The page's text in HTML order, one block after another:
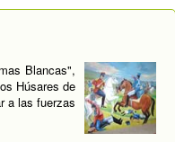
Blancas",
Húsares de
a las fuerzas